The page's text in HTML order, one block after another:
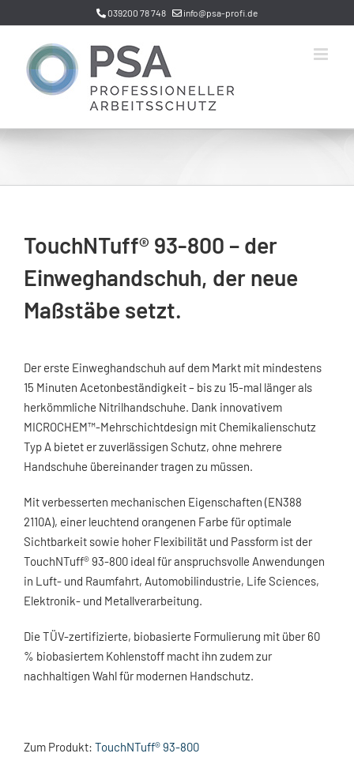
Inhalt
springen
039200 78 748 info@psa-profi.de
TouchNTuff® 93-800 – der
Einweghandschuh, der neue
Maßstäbe setzt.
Der erste Einweghandschuh auf dem Markt mit mindestens
15 Minuten Acetonbeständigkeit – bis zu 15-mal länger als
herkömmliche Nitrilhandschuhe. Dank innovativem
MICROCHEM™-Mehrschichtdesign mit Chemikalienschutz
Typ A bietet er zuverlässigen Schutz, ohne mehrere
Handschuhe übereinander tragen zu müssen.
Mit verbesserten mechanischen Eigenschaften (EN388
2110A), einer leuchtend orangenen Farbe für optimale
Sichtbarkeit sowie hoher Flexibilität und Passform ist der
TouchNTuff® 93-800 ideal für anspruchsvolle Anwendungen
in Luft- und Raumfahrt, Automobilindustrie, Life Sciences,
Elektronik- und Metallverarbeitung.
Die TÜV-zertifizierte, biobasierte Formulierung mit über 60
% biobasiertem Kohlenstoff macht ihn zudem zur
nachhaltigen Wahl für modernen Handschutz.
Zum Produkt: TouchNTuff® 93-800